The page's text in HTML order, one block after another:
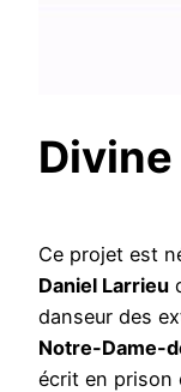
Divine
Ce projet est
Daniel Larrieu
danseur des
Notre-Dame-
écrit en prison